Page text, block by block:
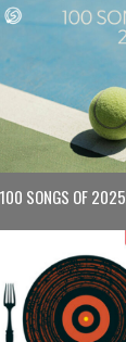
100 SONGS OF 2025